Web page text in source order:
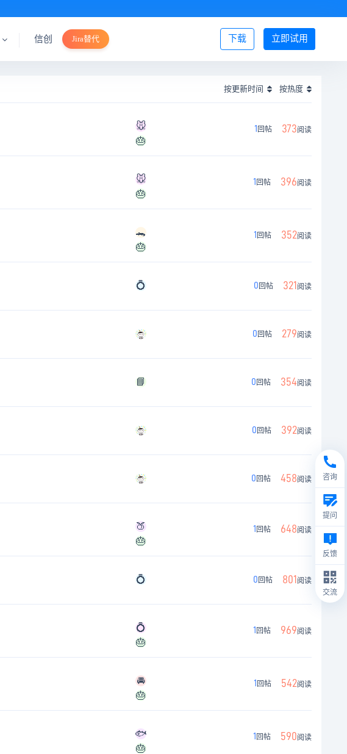
立即试用
下载
信创 Jira替代 登录/注册
按更新时间 按热度
🐭
🎂
1 回帖 373阅读
🐭
🎂
1 回帖 396阅读
🐊
🎂
1 回帖 352阅读
💍 0 回帖 321 阅读
0 回帖 279阅读
📘 0 回帖 354阅读
0 回帖 392阅读
0 回帖 458阅读
🍑
🎂
1 回帖 648阅读
💍 0 回帖 801 阅读
💍
🎂
1 回帖 969阅读
🚘
🎂
1 回帖 542阅读
🐟
🎂
1 回帖 590阅读
咨询
提问
反馈
交流